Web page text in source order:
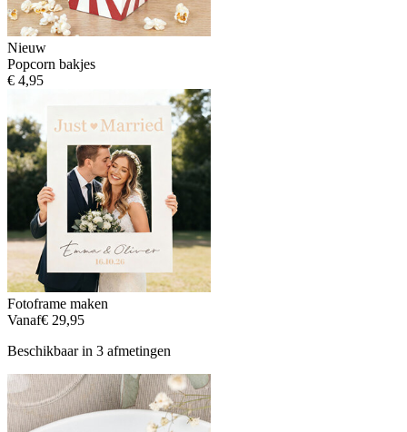
Nieuw
Popcorn bakjes
€ 4,95
Fotoframe maken
Vanaf€ 29,95
Beschikbaar in 3 afmetingen